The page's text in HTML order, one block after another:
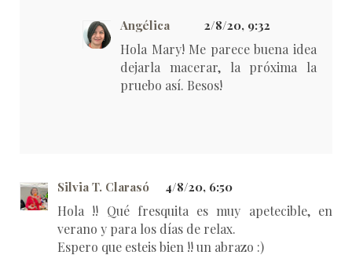
Angélica 2/8/20, 9:32
Hola Mary! Me parece buena idea
dejarla macerar, la próxima la
pruebo así. Besos!
Silvia T. Clarasó 4/8/20, 6:50
Hola !! Qué fresquita es muy apetecible, en
verano y para los días de relax.
Espero que esteis bien !! un abrazo :)